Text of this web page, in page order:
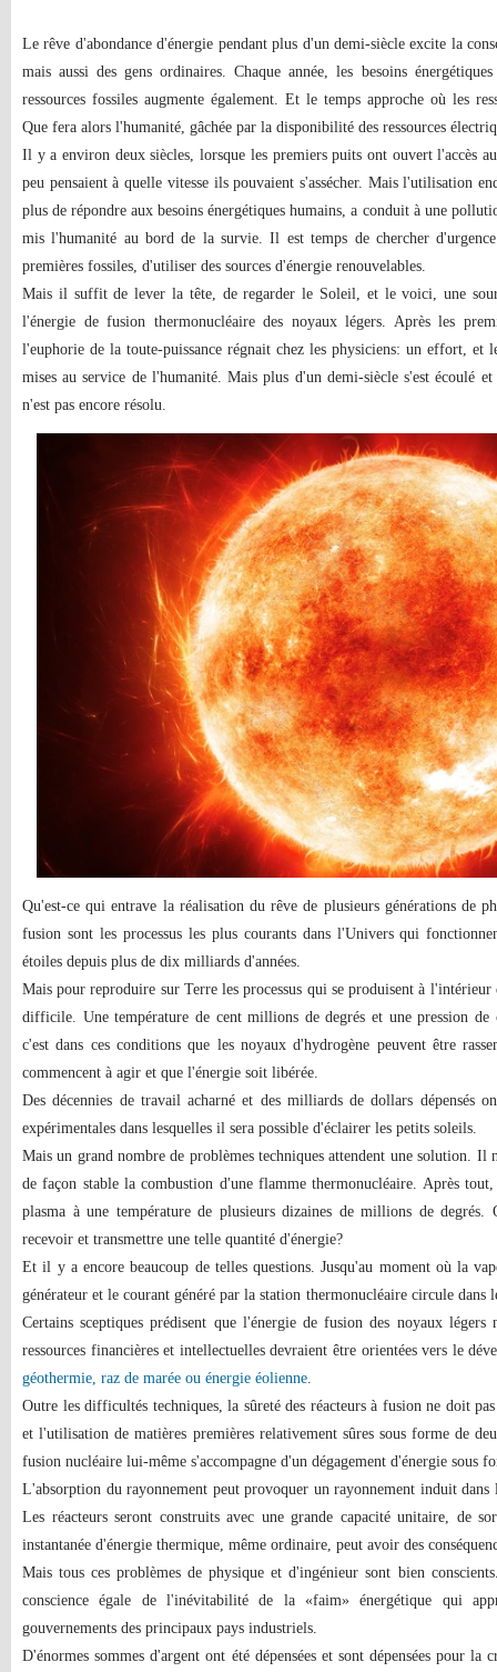
Le rêve d'abondance d'énergie pendant plus d'un demi-siècle excite la
mais aussi des gens ordinaires. Chaque année, les besoins
ressources fossiles augmente également. Et le temps approche où les
Que fera alors l'humanité, gâchée par la disponibilité des ressources
Il y a environ deux siècles, lorsque les premiers puits ont ouvert l'accès
peu pensaient à quelle vitesse ils pouvaient s'assécher. Mais l'utilisation
plus de répondre aux besoins énergétiques humains, a conduit à une
mis l'humanité au bord de la survie. Il est temps de chercher
premières fossiles, d'utiliser des sources d'énergie renouvelables.
Mais il suffit de lever la tête, de regarder le Soleil, et le voici, une
l'énergie de fusion thermonucléaire des noyaux légers. Après les
l'euphorie de la toute-puissance régnait chez les physiciens: un effort, et
mises au service de l'humanité. Mais plus d'un demi-siècle s'est écoulé
n'est pas encore résolu.
Qu'est-ce qui entrave la réalisation du rêve de plusieurs générations de
fusion sont les processus les plus courants dans l'Univers qui
étoiles depuis plus de dix milliards d'années.
Mais pour reproduire sur Terre les processus qui se produisent à l'intérieur
difficile. Une température de cent millions de degrés et une pression de
c'est dans ces conditions que les noyaux d'hydrogène peuvent être
commencent à agir et que l'énergie soit libérée.
Des décennies de travail acharné et des milliards de dollars dépensés
expérimentales dans lesquelles il sera possible d'éclairer les petits soleils.
Mais un grand nombre de problèmes techniques attendent une solution.
de façon stable la combustion d'une flamme thermonucléaire. Après
plasma à une température de plusieurs dizaines de millions de
recevoir et transmettre une telle quantité d'énergie?
Et il y a encore beaucoup de telles questions. Jusqu'au moment où la
générateur et le courant généré par la station thermonucléaire circule dans
Certains sceptiques prédisent que l'énergie de fusion des noyaux
ressources financières et intellectuelles devraient être orientées vers le
géothermie, raz de marée ou énergie éolienne.
Outre les difficultés techniques, la sûreté des réacteurs à fusion ne doit
et l'utilisation de matières premières relativement sûres sous forme de
fusion nucléaire lui-même s'accompagne d'un dégagement d'énergie sous
L'absorption du rayonnement peut provoquer un rayonnement induit dans
Les réacteurs seront construits avec une grande capacité unitaire, de
instantanée d'énergie thermique, même ordinaire, peut avoir des
Mais tous ces problèmes de physique et d'ingénieur sont bien
conscience égale de l'inévitabilité de la «faim» énergétique qui
gouvernements des principaux pays industriels.
D'énormes sommes d'argent ont été dépensées et sont dépensées pour la